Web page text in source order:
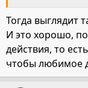
Тогда выглядит
И это хорошо,
действия, то
чтобы любимое